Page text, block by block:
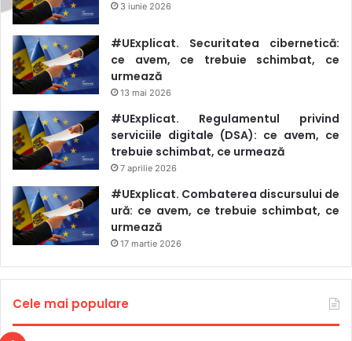
3 iunie 2026
#UExplicat. Securitatea cibernetică:
ce avem, ce trebuie schimbat, ce
urmează
13 mai 2026
#UExplicat. Regulamentul privind
serviciile digitale (DSA): ce avem, ce
trebuie schimbat, ce urmează
7 aprilie 2026
#UExplicat. Combaterea discursului de
ură: ce avem, ce trebuie schimbat, ce
urmează
17 martie 2026
Cele mai populare